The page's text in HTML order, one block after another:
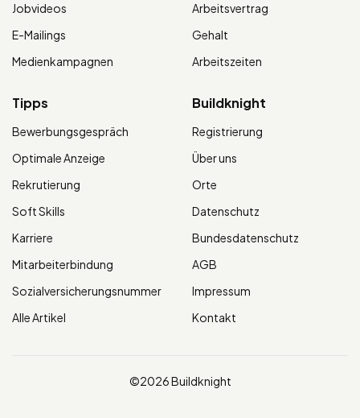
Jobvideos
E-Mailings
Medienkampagnen
Arbeitsvertrag
Gehalt
Arbeitszeiten
Tipps
Bewerbungsgespräch
Optimale Anzeige
Rekrutierung
Soft Skills
Karriere
Mitarbeiterbindung
Sozialversicherungsnummer
Alle Artikel
Buildknight
Registrierung
Über uns
Orte
Datenschutz
Bundesdatenschutz
AGB
Impressum
Kontakt
©2026 Buildknight